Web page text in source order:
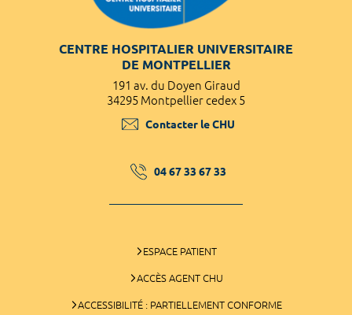
CENTRE HOSPITALIER UNIVERSITAIRE
DE MONTPELLIER
191 av. du Doyen Giraud
34295 Montpellier cedex 5
Contacter le CHU
04 67 33 67 33
ESPACE PATIENT
ACCÈS AGENT CHU
ACCESSIBILITÉ : PARTIELLEMENT CONFORME